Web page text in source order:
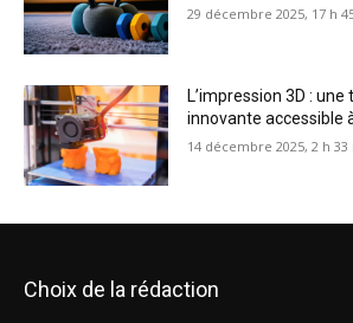
29 décembre 2025, 17 h
L’impression 3D : une
innovante accessible
14 décembre 2025, 2 h 33
Choix de la rédaction